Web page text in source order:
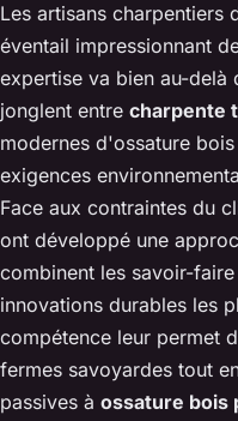
Les artisans charpentiers
éventail impressionnant
expertise va bien au-delà
jonglent entre charpente
modernes d'ossature
exigences
Face aux contraintes du
ont développé une
combinent les savoir-
innovations durables les
compétence leur permet
fermes savoyardes tout
passives à ossature bois